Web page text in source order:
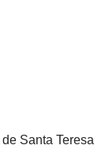
Santa Teresa